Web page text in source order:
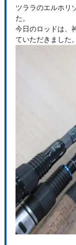
ツララのエルホリ
た。
今日のロッドは、
ていただきました